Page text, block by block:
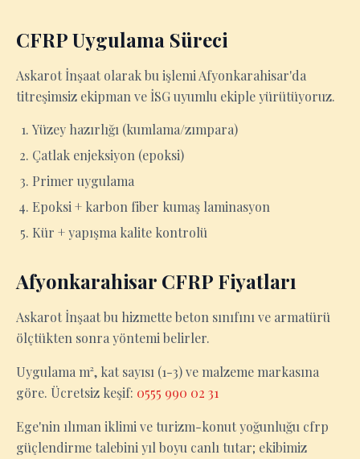
CFRP Uygulama Süreci
Askarot İnşaat olarak bu işlemi Afyonkarahisar'da
titreşimsiz ekipman ve İSG uyumlu ekiple yürütüyoruz.
Yüzey hazırlığı (kumlama/zımpara)
Çatlak enjeksiyon (epoksi)
Primer uygulama
Epoksi + karbon fiber kumaş laminasyon
Kür + yapışma kalite kontrolü
Afyonkarahisar CFRP Fiyatları
Askarot İnşaat bu hizmette beton sınıfını ve armatürü
ölçtükten sonra yöntemi belirler.
Uygulama m², kat sayısı (1-3) ve malzeme markasına
göre. Ücretsiz keşif: 0555 990 02 31
Ege'nin ılıman iklimi ve turizm-konut yoğunluğu cfrp
güçlendirme talebini yıl boyu canlı tutar; ekibimiz